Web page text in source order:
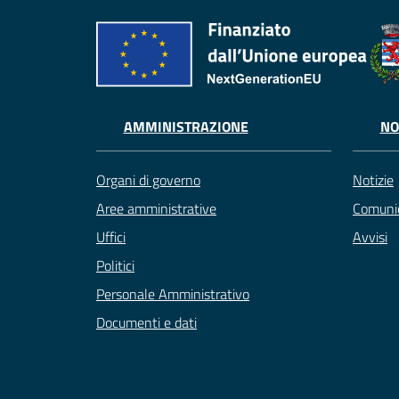
AMMINISTRAZIONE
Organi di governo
Aree amministrative
Uffici
Politici
Personale Amministrativo
Documenti e dati
Notizie
Avvisi